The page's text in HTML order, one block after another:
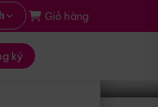
Giỏ hàng
ký
Tìm tour